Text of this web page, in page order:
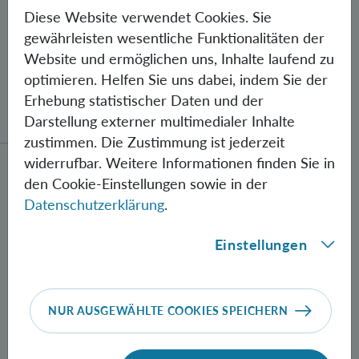
Gegen Fehler geschützte Quantenbits
verschränkt
Neue Methode zur Herstellung verschränkter
Diese Website verwendet Cookies. Sie
gewährleisten wesentliche Funktionalitäten der
Website und ermöglichen uns, Inhalte laufend zu
optimieren. Helfen Sie uns dabei, indem Sie der
Erhebung statistischer Daten und der
Darstellung externer multimedialer Inhalte
zustimmen. Die Zustimmung ist jederzeit
widerrufbar. Weitere Informationen finden Sie in
den Cookie-Einstellungen sowie in der
Datenschutzerklärung.
Einstellungen
NUR AUSGEWÄHLTE COOKIES SPEICHERN